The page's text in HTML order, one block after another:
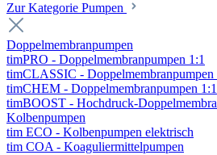
Zur Kategorie Pumpen
Doppelmembranpumpen
timPRO - Doppelmembranpumpen 1:1
timCLASSIC - Doppelmembranpumpen
timCHEM - Doppelmembranpumpen 1:1
timBOOST - Hochdruck-
Kolbenpumpen
tim ECO - Kolbenpumpen elektrisch
tim COA - Koaguliermittelpumpen